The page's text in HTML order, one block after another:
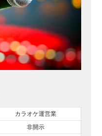
カラオケ運営業
非開示